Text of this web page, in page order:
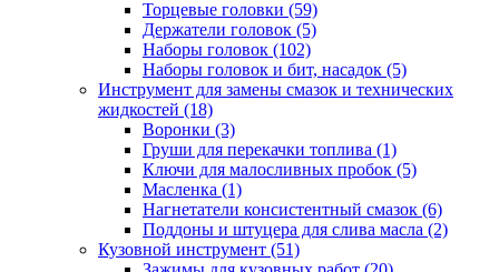
Торцевые головки (59)
Держатели головок (5)
Наборы головок (102)
Наборы головок и бит, насадок (5)
Инструмент для замены смазок и технических
жидкостей (18)
Воронки (3)
Груши для перекачки топлива (1)
Ключи для малосливных пробок (5)
Масленка (1)
Нагнетатели консистентный смазок (6)
Поддоны и штуцера для слива масла (2)
Кузовной инструмент (51)